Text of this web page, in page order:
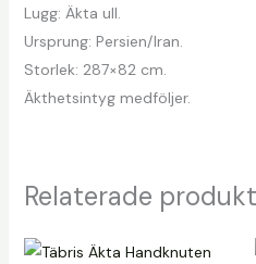
Lugg: Äkta ull.
Ursprung: Persien/Iran.
Storlek: 287×82 cm.
Äkthetsintyg medföljer.
Relaterade